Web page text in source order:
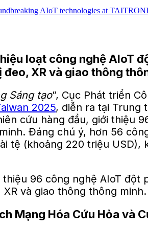
loạt công nghệ AIoT
XR và giao thông
Sáng tạo”, Cục Phát triển
2025, diễn ra tại Trung
cứu hàng đầu, giới thiệu
Đáng chú ý, hơn 56
tệ (khoảng 220 triệu
Mạng Hóa Cứu Hỏa và